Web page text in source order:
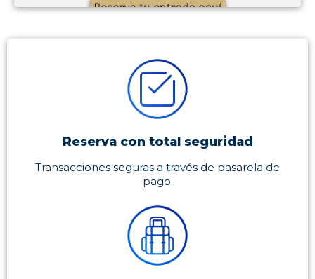
Reserva con total seguridad
Transacciones seguras a través de pasarela de
pago.